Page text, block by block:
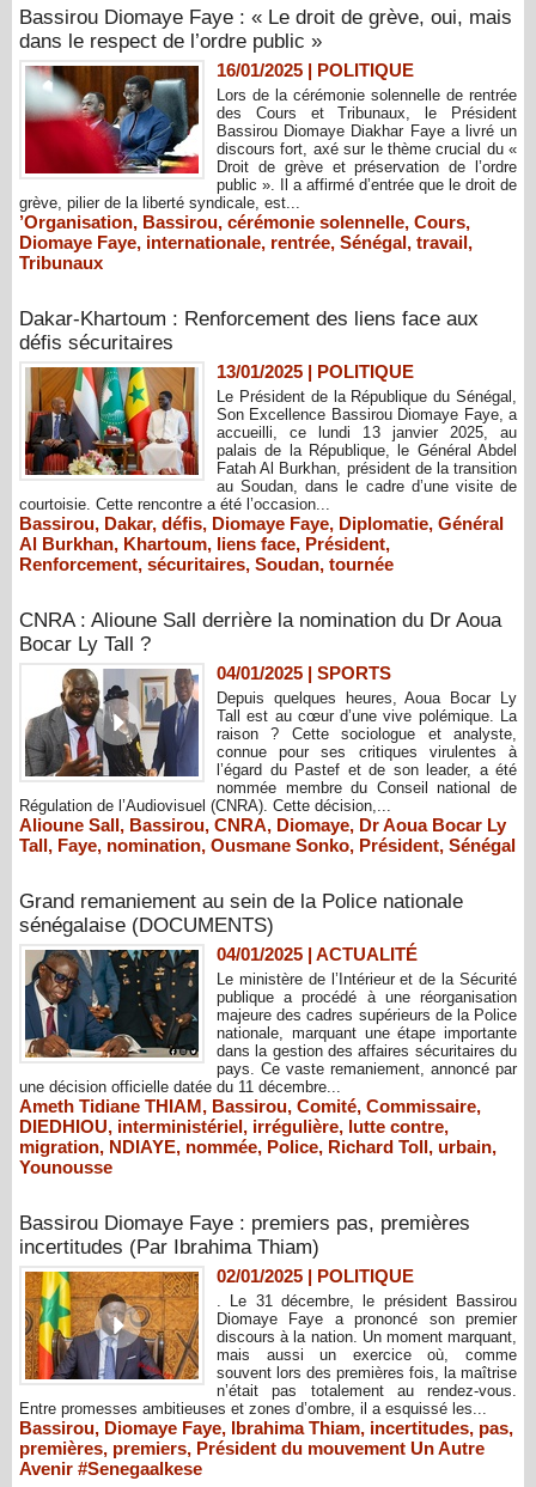
Bassirou Diomaye Faye : « Le droit de grève, oui, mais
dans le respect de l’ordre public »
16/01/2025 | POLITIQUE
Lors de la cérémonie solennelle de rentrée
des Cours et Tribunaux, le Président
Bassirou Diomaye Diakhar Faye a livré un
discours fort, axé sur le thème crucial du «
Droit de grève et préservation de l’ordre
public ». Il a affirmé d’entrée que le droit de
grève, pilier de la liberté syndicale, est...
’Organisation, Bassirou, cérémonie solennelle, Cours,
Diomaye Faye, internationale, rentrée, Sénégal, travail,
Tribunaux
Dakar-Khartoum : Renforcement des liens face aux
défis sécuritaires
13/01/2025 | POLITIQUE
Le Président de la République du Sénégal,
Son Excellence Bassirou Diomaye Faye, a
accueilli, ce lundi 13 janvier 2025, au
palais de la République, le Général Abdel
Fatah Al Burkhan, président de la transition
au Soudan, dans le cadre d’une visite de
courtoisie. Cette rencontre a été l’occasion...
Bassirou, Dakar, défis, Diomaye Faye, Diplomatie, Général
Al Burkhan, Khartoum, liens face, Président,
Renforcement, sécuritaires, Soudan, tournée
CNRA : Alioune Sall derrière la nomination du Dr Aoua
Bocar Ly Tall ?
04/01/2025 | SPORTS
Depuis quelques heures, Aoua Bocar Ly
Tall est au cœur d’une vive polémique. La
raison ? Cette sociologue et analyste,
connue pour ses critiques virulentes à
l’égard du Pastef et de son leader, a été
nommée membre du Conseil national de
Régulation de l’Audiovisuel (CNRA). Cette décision,...
Alioune Sall, Bassirou, CNRA, Diomaye, Dr Aoua Bocar Ly
Tall, Faye, nomination, Ousmane Sonko, Président, Sénégal
Grand remaniement au sein de la Police nationale
sénégalaise (DOCUMENTS)
04/01/2025 | ACTUALITÉ
Le ministère de l’Intérieur et de la Sécurité
publique a procédé à une réorganisation
majeure des cadres supérieurs de la Police
nationale, marquant une étape importante
dans la gestion des affaires sécuritaires du
pays. Ce vaste remaniement, annoncé par
une décision officielle datée du 11 décembre...
Ameth Tidiane THIAM, Bassirou, Comité, Commissaire,
DIEDHIOU, interministériel, irrégulière, lutte contre,
migration, NDIAYE, nommée, Police, Richard Toll, urbain,
Younousse
Bassirou Diomaye Faye : premiers pas, premières
incertitudes (Par Ibrahima Thiam)
02/01/2025 | POLITIQUE
. Le 31 décembre, le président Bassirou
Diomaye Faye a prononcé son premier
discours à la nation. Un moment marquant,
mais aussi un exercice où, comme
souvent lors des premières fois, la maîtrise
n’était pas totalement au rendez-vous.
Entre promesses ambitieuses et zones d’ombre, il a esquissé les...
Bassirou, Diomaye Faye, Ibrahima Thiam, incertitudes, pas,
premières, premiers, Président du mouvement Un Autre
Avenir #Senegaalkese